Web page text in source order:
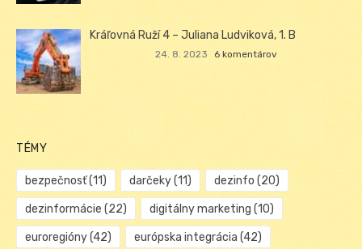
Kráľovná Ruží 4 – Juliana Ludviková, 1. B
24. 8. 2023 6 komentárov
TÉMY
bezpečnosť(11) darčeky(11) dezinfo (20)
dezinformácie (22) digitálny marketing (10)
euroregióny(42) európska integrácia (42)